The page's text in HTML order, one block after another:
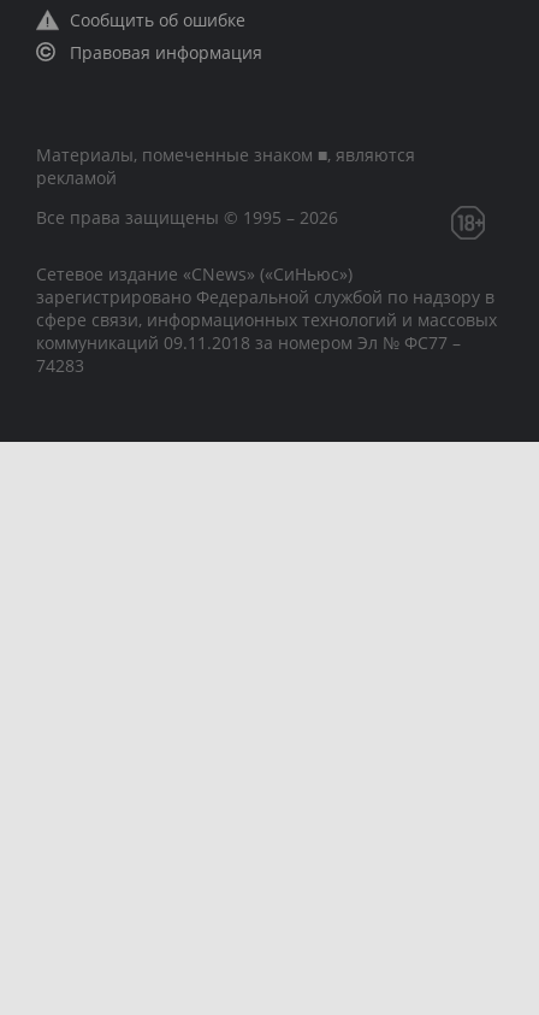
Сообщить об ошибке
Правовая информация
Материалы, помеченные знаком ■, являются
рекламой
Все права защищены © 1995 – 2026
Сетевое издание «CNews» («СиНьюс»)
зарегистрировано Федеральной службой по надзору в
сфере связи, информационных технологий и массовых
коммуникаций 09.11.2018 за номером Эл № ФС77 –
74283